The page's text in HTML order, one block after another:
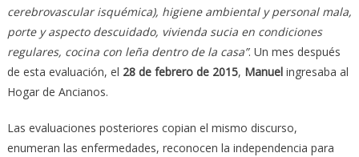
cerebrovascular isquémica), higiene ambiental y personal mala,
porte y aspecto descuidado, vivienda sucia en condiciones
regulares, cocina con leña dentro de la casa”. Un mes después
de esta evaluación, el 28 de febrero de 2015, Manuel ingresaba al
Hogar de Ancianos.
Las evaluaciones posteriores copian el mismo discurso,
enumeran las enfermedades, reconocen la independencia para